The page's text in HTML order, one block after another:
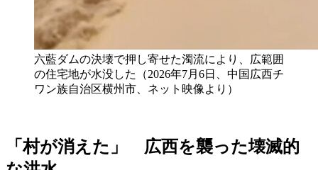
六藍ダムの決壊で押し寄せた濁流により、広範囲
の住宅地が水没した（2026年7月6日、中国広西チ
ワン族自治区横州市、ネット映像より）
「村が消えた」 広西を襲った壊滅的